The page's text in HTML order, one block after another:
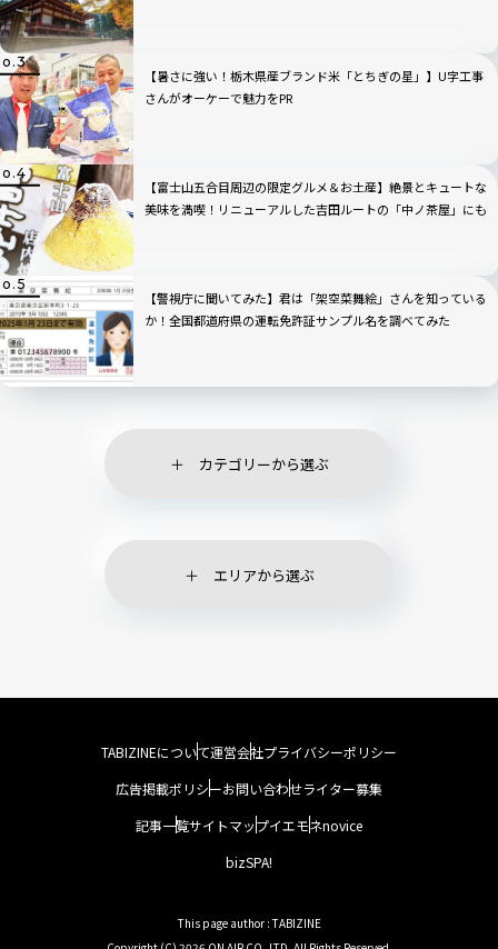
【暑さに強い！栃木県産ブランド米「とちぎの星」】U字工事
さんがオーケーで魅力をPR
【富士山五合目周辺の限定グルメ＆お土産】絶景とキュートな
美味を満喫！リニューアルした吉田ルートの「中ノ茶屋」にも
【警視庁に聞いてみた】君は「架空菜舞絵」さんを知っている
か！全国都道府県の運転免許証サンプル名を調べてみた
カテゴリーから選ぶ
エリアから選ぶ
TABIZINEについて運営会社プライバシーポリシー
広告掲載ポリシーお問い合わせライター募集
記事一覧サイトマップイエモネnovice
bizSPA!
This page author : TABIZINE